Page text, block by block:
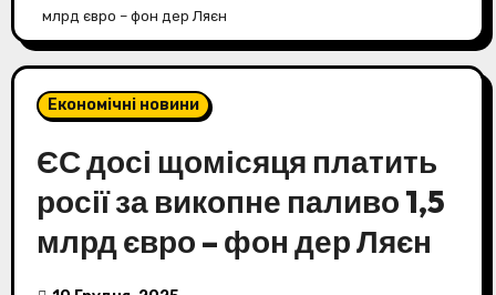
млрд євро – фон дер Ляєн
Економічні новини
ЄС досі щомісяця платить
росії за викопне паливо 1,5
млрд євро – фон дер Ляєн